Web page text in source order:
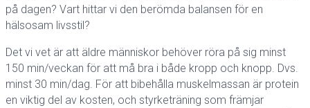
på dagen? Vart hittar vi den berömda balansen för en
hälsosam livsstil?
Det vi vet är att äldre människor behöver röra på sig minst
150 min/veckan för att må bra i både kropp och knopp. Dvs.
minst 30 min/dag. För att bibehålla muskelmassan är protein
en viktig del av kosten, och styrketräning som främjar